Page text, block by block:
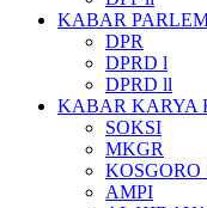
KABAR
DPR
DPRD l
DPRD ll
KABAR KARYA
SOKSI
MKGR
KOSGORO
AMPI